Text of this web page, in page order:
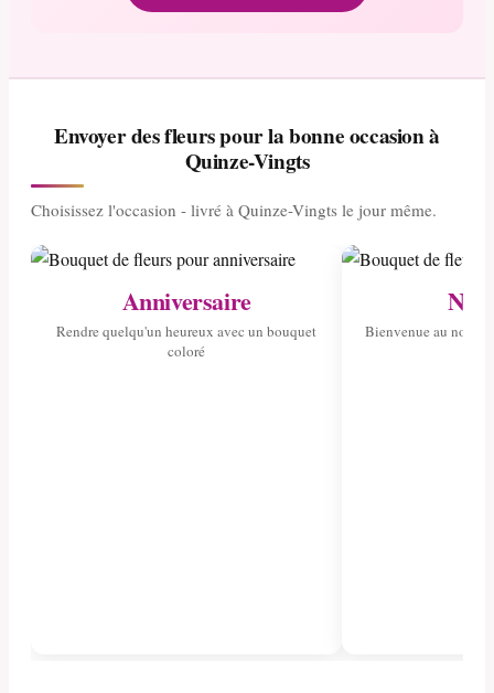
Envoyer des fleurs pour la bonne occasion à
Quinze-Vingts
Choisissez l'occasion - livré à Quinze-Vingts le jour même.
Anniversaire
Rendre quelqu'un heureux avec un bouquet
coloré
Bienvenue au